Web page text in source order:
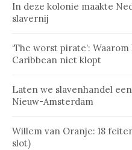
In deze kolonie maakte
slavernij
‘The worst pirate’:
Caribbean niet klopt
Laten we slavenhandel
Nieuw-Amsterdam
Willem van Oranje: 18
slot)